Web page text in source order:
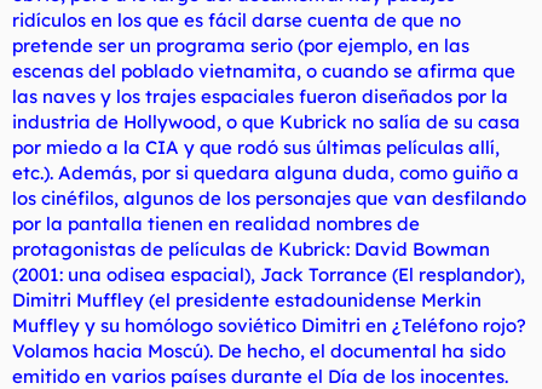
ridículos en los que es fácil darse cuenta de que no
pretende ser un programa serio (por ejemplo, en las
escenas del poblado vietnamita, o cuando se afirma que
las naves y los trajes espaciales fueron diseñados por la
industria de Hollywood, o que Kubrick no salía de su casa
por miedo a la CIA y que rodó sus últimas películas allí,
etc.). Además, por si quedara alguna duda, como guiño a
los cinéfilos, algunos de los personajes que van desfilando
por la pantalla tienen en realidad nombres de
protagonistas de películas de Kubrick: David Bowman
(2001: una odisea espacial), Jack Torrance (El resplandor),
Dimitri Muffley (el presidente estadounidense Merkin
Muffley y su homólogo soviético Dimitri en ¿Teléfono rojo?
Volamos hacia Moscú). De hecho, el documental ha sido
emitido en varios países durante el Día de los inocentes.